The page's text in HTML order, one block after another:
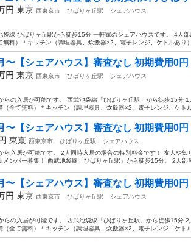
円 東京 西東京市 ひばりヶ丘駅
シェアハウス
袋線 ひばりヶ丘駅から徒歩15分 一軒家のシェアハウスです。 4人
無料） * キッチン（調理器具、炊飯器×2、電子レンジ、ケトルあり
〜【シェアハウス】審査なし 初期費用0
円 東京 西東京市 ひばりヶ丘駅
シェアハウス
らの入居が可能です。 西武池袋線「ひばりヶ丘駅」から徒歩15分
（全て無料） * キッチン（調理器具、炊飯器×2、電子レンジ、ケト
〜【シェアハウス】審査なし 初期費用0
東京 西東京市 ひばりヶ丘駅
シェアハウス
ら入居が可能です。 2人同時入居の場合の特別料金です！ 友人や
メンバー募集！ 西武池袋線「ひばりヶ丘駅」から徒歩15分。 2人部
〜【シェアハウス】審査なし 初期費用0
円 東京 西東京市 ひばりヶ丘駅
シェアハウス
らの入居が可能です。 西武池袋線「ひばりヶ丘駅」から徒歩15分
（全て無料） * キッチン（調理器具、炊飯器×2、電子レンジ、ケトル